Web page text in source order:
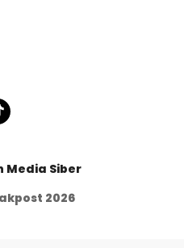
Media Siber
2026